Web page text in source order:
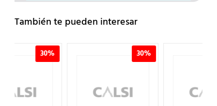
También te pueden interesar